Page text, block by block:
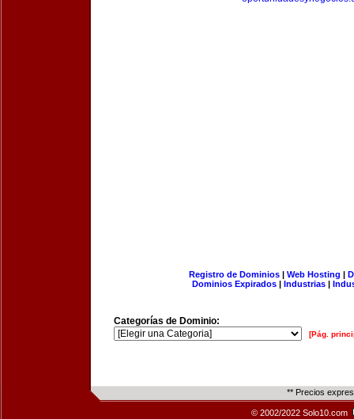
Registro de Dominios| Web Hosting |
Dominios Expirados | Industrias |
Categorías de Dominio:
[Pág.
** Precios
© 2002/2022 Solo10.com